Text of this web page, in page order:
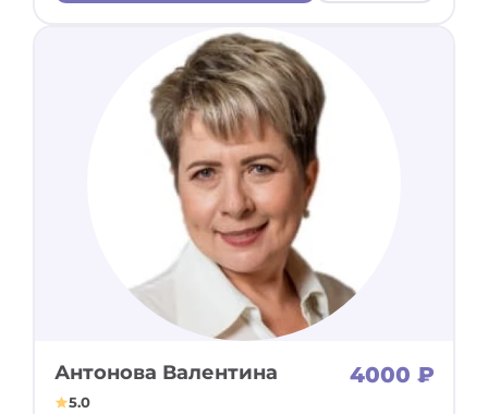
Антонова Валентина 4000 ₽
5.0